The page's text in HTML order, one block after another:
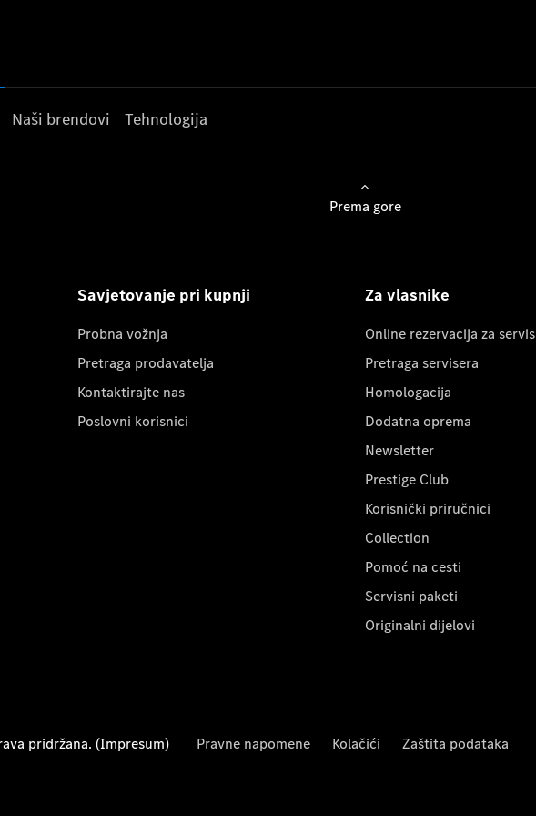
Naši brendovi Tehnologija
Prema gore
Savjetovanje pri kupnji
Probna vožnja
Pretraga prodavatelja
Kontaktirajte nas
Poslovni korisnici
Za vlasnike
Online rezervacija za servis
Pretraga servisera
Homologacija
Dodatna oprema
Newsletter
Prestige Club
Korisnički priručnici
Collection
Pomoć na cesti
Servisni paketi
Originalni dijelovi
pridržana. (Impresum) Pravne napomene Kolačići Zaštita podataka